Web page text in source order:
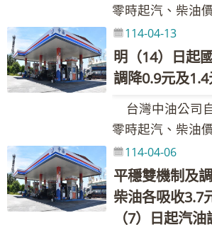
87258125、
人：黃如妤組長
87258548、
務詢問請洽本公
業點公告為準。(
考全球資訊網
https://
務--產品價格與資
表) 台灣中油股
人：林珂如發言
87258125、
人：黃如妤組長
87258548、
人：黃如妤組長
87258548、
務詢問請洽本公
戶別天然氣產品
式，請詳參台灣
告之天然氣牌價
份有限公司 發言
聯絡電話：02-
855-697 Email：
人：黃如妤組長
87258548、
擬對主要國家加
和跡象影響，導
浮動油價調整原
均價上漲1.04美
按浮動油價機制
油每公升應各調
價格低於亞洲鄰
港、星)，汽油吸
95無鉛汽油低於
穩措施門檻，國
零時起汽、柴油
參考零售價格分
公升28.3元、95
29.8元、98無鉛
灣中油表示，本
油出口實施新一
國際油價上漲。
調價指標7D3B
元，新臺幣兌美
元，漲幅為
明（14）日起
調降0.9元及
114-04-13
台灣中油公司
零時起汽、柴油
1.4元，參考零售
汽油每公升27.9
公升29.4元、98
31.4元、超級柴
平穩雙機制及
柴油各吸收3.7
（7）日起汽
114-04-06